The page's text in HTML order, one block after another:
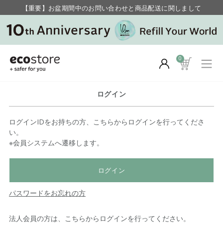
【重要】お盆期間中のお問い合わせと商品配送に関しまして
毎月お得にポイントが貯まる！ “月のポイントアップデー”
0
ログイン
ログインIDをお持ちの方、こちらからログインを行ってくださ
い。
※会員システムへ遷移します。
ログイン
パスワードをお忘れの方
法人会員の方は、こちらからログインを行ってください。